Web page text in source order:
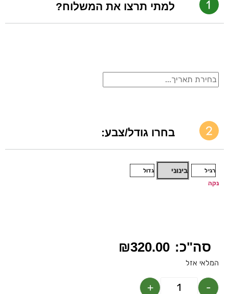
למתי תרצו את המשלוח?
בחרו גודל/צבע:
רגיל בינוני גדול
נקה
₪320.00
המלאי אזל
-
+